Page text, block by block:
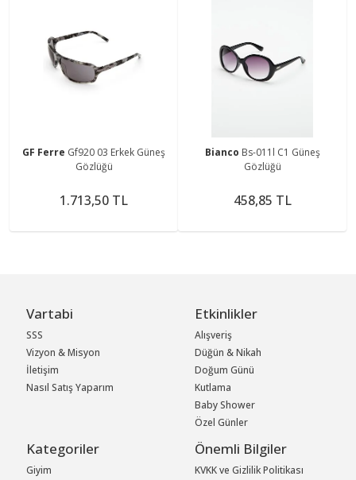
GF Ferre Gf920 03 Erkek Güneş
Gözlüğü
1.713,50 TL
Bianco Bs-011l C1 Güneş
Gözlüğü
458,85 TL
Vartabi
SSS
Vizyon & Misyon
İletişim
Nasıl Satış Yaparım
Etkinlikler
Alışveriş
Düğün & Nikah
Doğum Günü
Kutlama
Baby Shower
Özel Günler
Kategoriler
Giyim
Önemli Bilgiler
KVKK ve Gizlilik Politikası